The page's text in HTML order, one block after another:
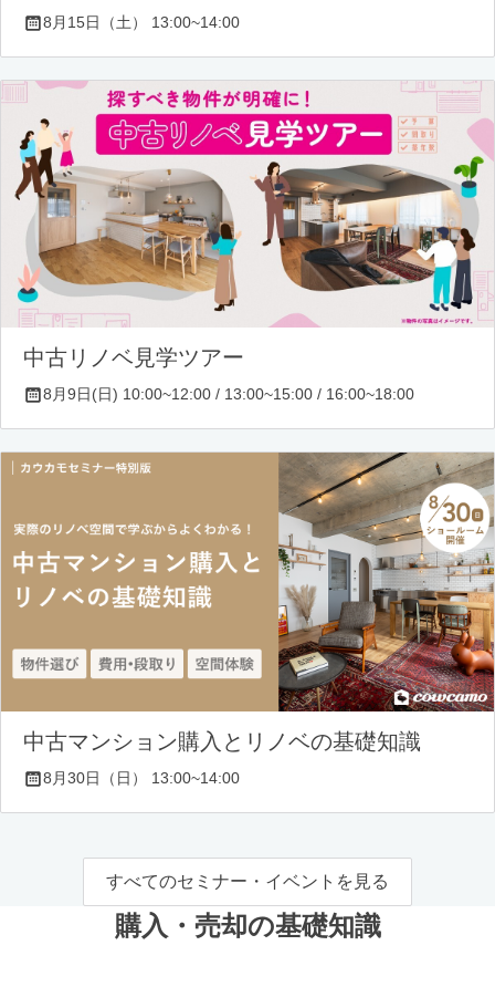
8月15日（土） 13:00~14:00
中古リノベ見学ツアー
8月9日(日) 10:00~12:00 / 13:00~15:00 / 16:00~18:00
中古マンション購入とリノベの基礎知識
8月30日（日） 13:00~14:00
すべてのセミナー・イベントを見る
購入・売却の基礎知識